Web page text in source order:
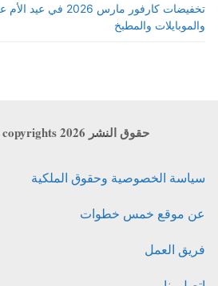
تخفيضات كارفور مارس
والموبايلات والمطبخ
حقوق النشر copyrights 2026 خمس خطوات
سياسة الخصوصية وحقوق الملكية
عن موقع خمس خطوات
فريق العمل